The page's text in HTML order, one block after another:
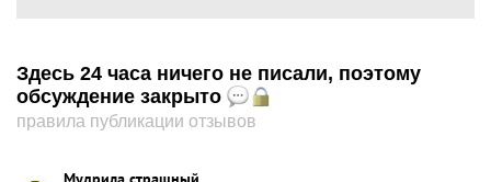
Здесь 24 часа ничего не писали, поэтому
обсуждение закрыто
правила публикации отзывов